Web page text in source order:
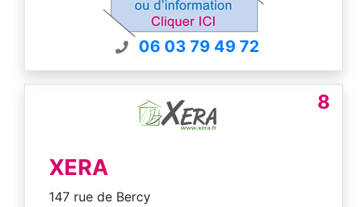
06 03 79 49 72
8
XERA
147 rue de Bercy